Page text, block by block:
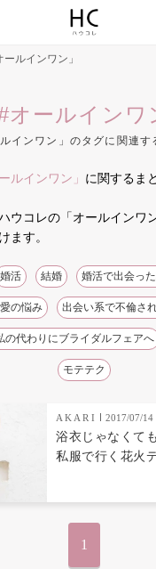
カップル 男の本音 モ
ールインワン」
オールインワ
ルインワン」のタグに関連す
ルインワン」 に関するま
ウコレの「オールインワ
ます。
婚活 結婚 婚活で出会っ
の悩み 出会い系で不倫さ
の代わりにブライダルフェアへ
モテテク
A K A R I 2017/07/14
浴衣じゃなくて
私服で行く花火
1